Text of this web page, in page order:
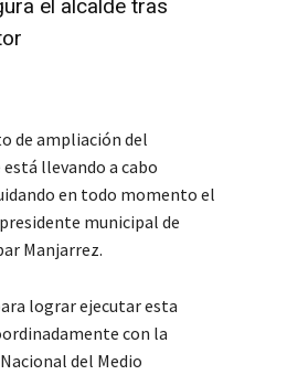
el alcalde tras
de ampliación del
llevando a cabo
en todo momento el
municipal de
Manjarrez.
lograr ejecutar esta
con la
del Medio